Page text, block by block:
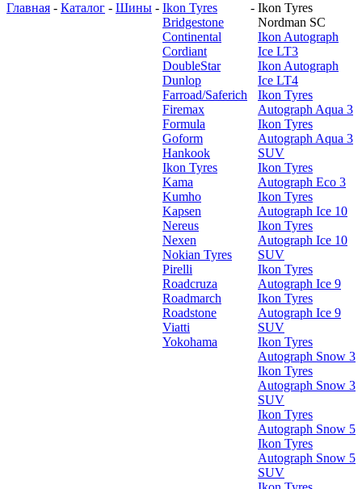
Главная - Каталог - Шины - Ikon Tyres
Bridgestone
Continental
Cordiant
DoubleStar
Dunlop
Farroad/Saferich
Firemax
Formula
Goform
Hankook
Ikon Tyres
Kama
Kumho
Kapsen
Nereus
Nexen
Nokian Tyres
Pirelli
Roadcruza
Roadmarch
Roadstone
Viatti
Yokohama
- Ikon Tyres
Nordman SC
Ikon Autograph
Ice LT3
Ikon Autograph
Ice LT4
Ikon Tyres
Autograph Aqua 3
Ikon Tyres
Autograph Aqua 3
SUV
Ikon Tyres
Autograph Eco 3
Ikon Tyres
Autograph Ice 10
Ikon Tyres
Autograph Ice 10
SUV
Ikon Tyres
Autograph Ice 9
Ikon Tyres
Autograph Ice 9
SUV
Ikon Tyres
Autograph Snow 3
Ikon Tyres
Autograph Snow 3
SUV
Ikon Tyres
Autograph Snow 5
Ikon Tyres
Autograph Snow 5
SUV